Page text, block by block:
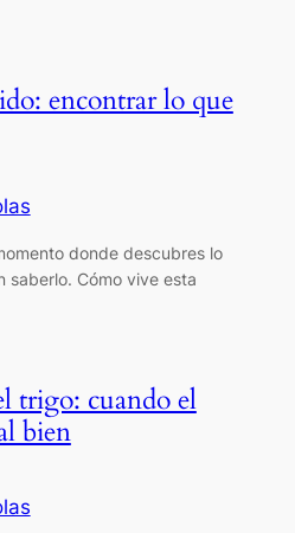
encontrar lo que
donde descubres lo
saberlo. Cómo vive esta
trigo: cuando el
bien